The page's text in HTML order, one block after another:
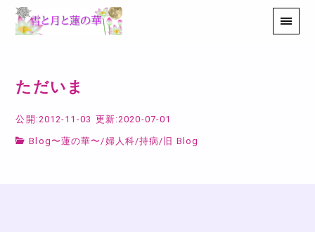
ただいま
公開:2012-11-03 更新:2020-07-01
Blog〜蓮の華〜 /婦人科/持病 / 旧 Blog